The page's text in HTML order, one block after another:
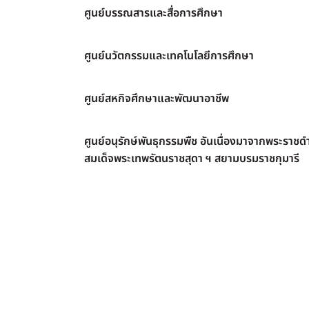
ศูนย์บรรณสารและสื่อการศึกษา
ศูนย์นวัตกรรมและเทคโนโลยีการศึกษา
ศูนย์สหกิจศึกษาและพัฒนาอาชีพ
ศูนย์อนุรักษ์พันธุกรรมพืช อันเนื่องมาจากพระราชด
สมเด็จพระเทพรัตนราชสุดา ฯ สยามบรมราชกุมารี